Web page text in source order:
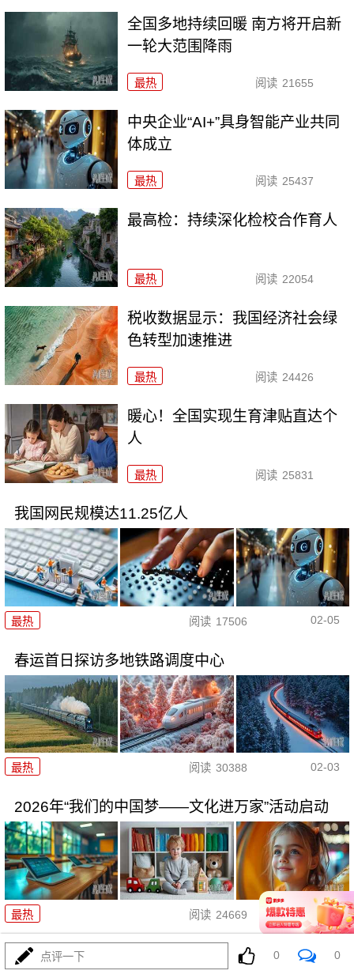
全国多地持续回暖 南方将开启新
一轮大范围降雨
最热 阅读 21655
中央企业“AI+”具身智能产业共同
体成立
最热 阅读 25437
最高检：持续深化检校合作育人
最热 阅读 22054
税收数据显示：我国经济社会绿
色转型加速推进
最热 阅读 24426
暖心！全国实现生育津贴直达个
人
最热 阅读 25831
我国网民规模达11.25亿人
最热 阅读 17506 02-05
春运首日探访多地铁路调度中心
最热 阅读 30388 02-03
2026年“我们的中国梦——文化进万家”活动启动
最热 阅读 24669 02-02
今年春运全社会跨区域人员流动
点评一下 0 0